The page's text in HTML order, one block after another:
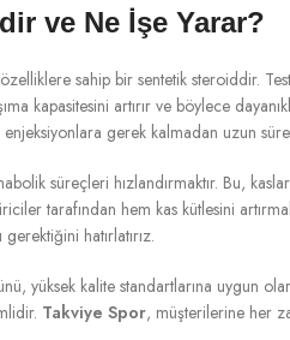
ve Ne İşe Yarar?
sahip bir sentetik steroiddir.
kapasitesini artırır ve böylece
gerek kalmadan uzun
süreçleri hızlandırmaktır. Bu,
tarafından hem kas kütlesini
hatırlatırız.
yüksek kalite standartlarına uygun
Takviye Spor, müşterilerine her